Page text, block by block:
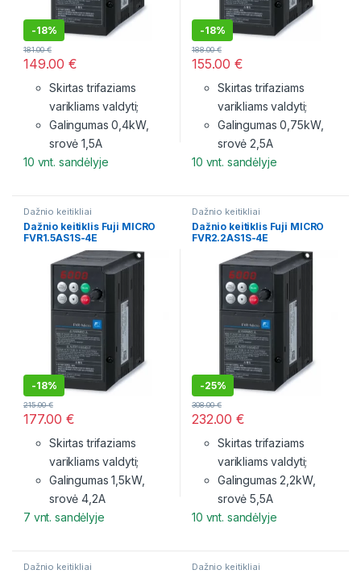
-18%
149.00€
181.00€
Skirtas trifaziams
varikliams valdyti;
Galingumas 0,4kW,
srovė 1,5A
10 vnt. sandėlyje
-18%
155.00€
188.00€
Skirtas trifaziams
varikliams valdyti;
Galingumas 0,75kW,
srovė 2,5A
10 vnt. sandėlyje
Dažnio keitikliai
Dažnio keitiklis Fuji MICRO
FVR1.5AS1S-4E
-18%
177.00€
215.00€
Skirtas trifaziams
varikliams valdyti;
Galingumas 1,5kW,
srovė 4,2A
7 vnt. sandėlyje
Dažnio keitikliai
Dažnio keitiklis Fuji MICRO
FVR2.2AS1S-4E
-25%
232.00€
308.00€
Skirtas trifaziams
varikliams valdyti;
Galingumas 2,2kW,
srovė 5,5A
10 vnt. sandėlyje
Dažnio keitikliai Dažnio keitikliai